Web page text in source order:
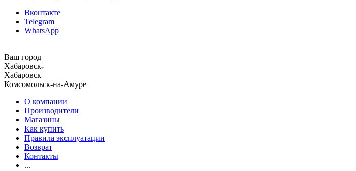
Вконтакте
Telegram
WhatsApp
Ваш город
Хабаровск
Хабаровск
Комсомольск-на-Амуре
О компании
Производители
Магазины
Как купить
Правила эксплуатации
Возврат
Контакты
...